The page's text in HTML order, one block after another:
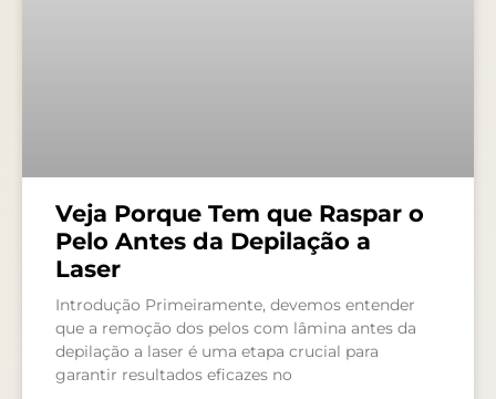
Veja Porque Tem que Raspar o
Pelo Antes da Depilação a
Laser
Introdução Primeiramente, devemos entender
que a remoção dos pelos com lâmina antes da
depilação a laser é uma etapa crucial para
garantir resultados eficazes no